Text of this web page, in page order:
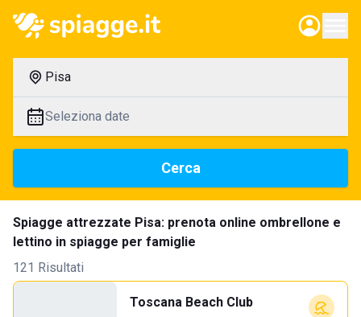
Pisa
Seleziona date
Cerca
Spiagge attrezzate Pisa: prenota online ombrellone e
lettino in spiagge per famiglie
121 Risultati
Toscana Beach Club